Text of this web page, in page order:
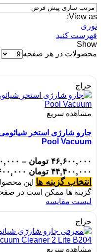
View as:
توری
فهرست کنید
Show
محصولات در هر صفحه
حراج
مشاهده سریع
Pool Vacuum
۴۶,۶۰۰,۰۰۰ تومان –
۴۴,۴۰۰,۰۰۰ تومان through ۴۶,۶۰۰,۰۰۰ تومان
انتخاب گزینه ها این
گزینه ها ممکن است در
لیست مقایسه
حراج
مشاهده سریع